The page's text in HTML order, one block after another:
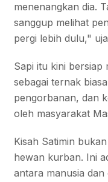
menenangkan dia.
sanggup melihat
pergi lebih dulu,"
Sapi itu kini bersiap
sebagai ternak
pengorbanan, dan
oleh masyarakat
Kisah Satimin
hewan kurban. Ini
antara manusia